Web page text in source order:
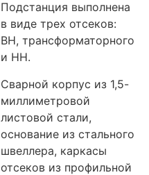
Подстанция выполнена
в виде трех отсеков:
ВН, трансформаторного
и НН.
Сварной корпус из 1,5-
миллиметровой
листовой стали,
основание из стального
швеллера, каркасы
отсеков из профильной